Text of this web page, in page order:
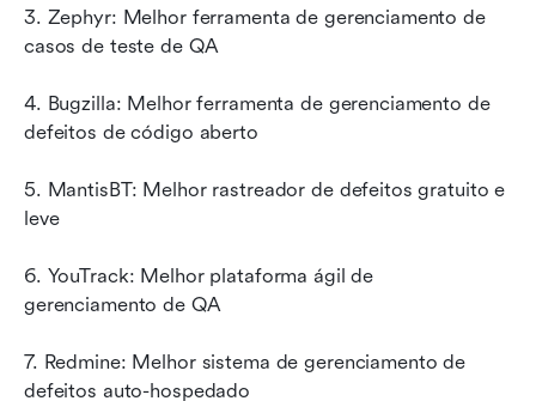
3. Zephyr: Melhor ferramenta de gerenciamento de
casos de teste de QA
4. Bugzilla: Melhor ferramenta de gerenciamento de
defeitos de código aberto
5. MantisBT: Melhor rastreador de defeitos gratuito e
leve
6. YouTrack: Melhor plataforma ágil de
gerenciamento de QA
7. Redmine: Melhor sistema de gerenciamento de
defeitos auto-hospedado